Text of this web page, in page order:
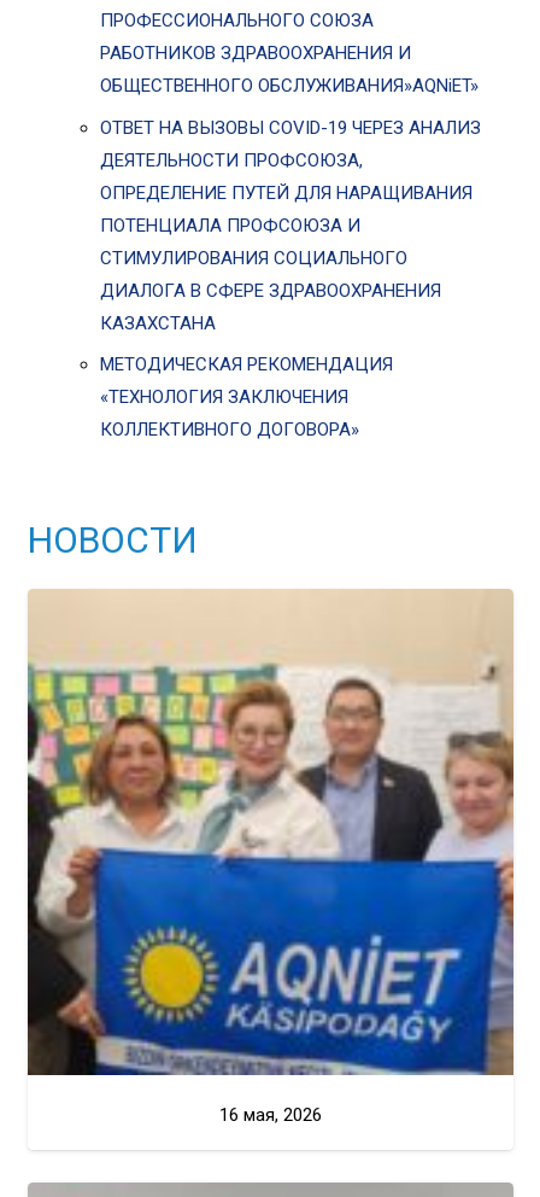
ПРОФЕССИОНАЛЬНОГО СОЮЗА
РАБОТНИКОВ ЗДРАВООХРАНЕНИЯ И
ОБЩЕСТВЕННОГО ОБСЛУЖИВАНИЯ»AQNiET»
ОТВЕТ НА ВЫЗОВЫ COVID-19 ЧЕРЕЗ АНАЛИЗ
ДЕЯТЕЛЬНОСТИ ПРОФСОЮЗА,
ОПРЕДЕЛЕНИЕ ПУТЕЙ ДЛЯ НАРАЩИВАНИЯ
ПОТЕНЦИАЛА ПРОФСОЮЗА И
СТИМУЛИРОВАНИЯ СОЦИАЛЬНОГО
ДИАЛОГА В СФЕРЕ ЗДРАВООХРАНЕНИЯ
КАЗАХСТАНА
МЕТОДИЧЕСКАЯ РЕКОМЕНДАЦИЯ
«ТЕХНОЛОГИЯ ЗАКЛЮЧЕНИЯ
КОЛЛЕКТИВНОГО ДОГОВОРА»
НОВОСТИ
16 мая, 2026